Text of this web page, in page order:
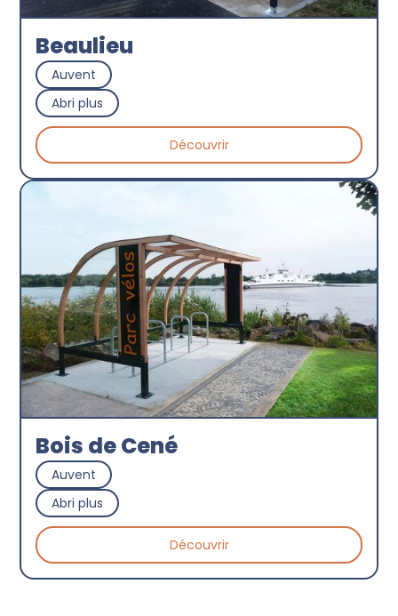
Beaulieu
Auvent
Abri plus
Découvrir
Bois de Cené
Auvent
Abri plus
Découvrir